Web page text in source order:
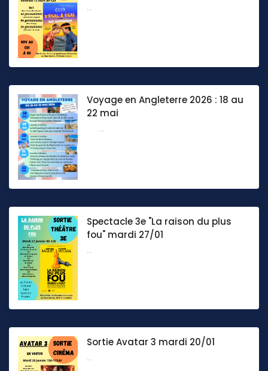
...
Voyage en Angleterre 2026 : 18 au
22 mai
...
Spectacle 3e "La raison du plus
fou" mardi 27/01
...
Sortie Avatar 3 mardi 20/01
...